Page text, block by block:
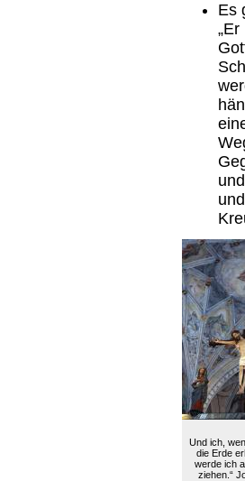
Es
Und ich,
die Erde
werde ich
ziehen.“